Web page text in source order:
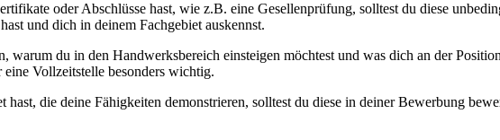
oder Abschlüsse hast, wie z.B. eine Gesellenprüfung, solltest du diese
und dich in deinem Fachgebiet auskennst.
warum du in den Handwerksbereich einsteigen möchtest und was dich an der
Vollzeitstelle besonders wichtig.
hast, die deine Fähigkeiten demonstrieren, solltest du diese in deiner Bewerbung